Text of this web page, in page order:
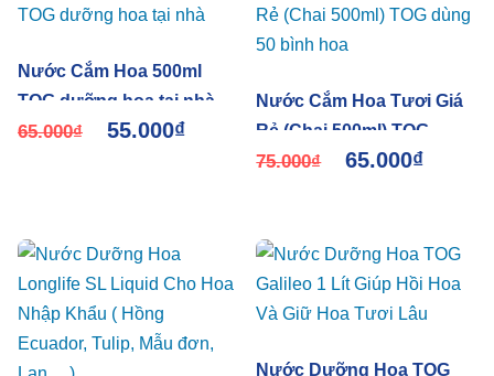
Nước Cắm Hoa 500ml
TOG dưỡng hoa tại nhà
65.000₫ 55.000₫
Nước Cắm Hoa Tươi Giá
Rẻ (Chai 500ml) TOG
dùng 50 bình hoa
75.000₫ 65.000₫
Nước Dưỡng Hoa TOG